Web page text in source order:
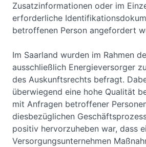
Zusatzinformationen oder im
erforderliche
betroffenen Person angefordert
Im Saarland wurden im Rahmen
ausschließlich Energieversorger
des Auskunftsrechts befragt.
überwiegend eine hohe Qualität
mit Anfragen betroffener
diesbezüglichen
positiv hervorzuheben war, dass
Versorgungsunternehmen